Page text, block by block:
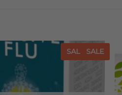
SALE SALE